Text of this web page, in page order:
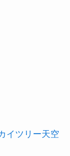
イツリー天空